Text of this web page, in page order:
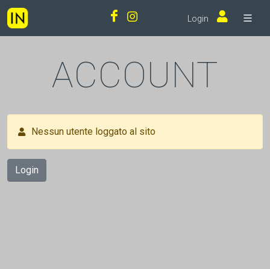
Login
ACCOUNT
Nessun utente loggato al sito
Login